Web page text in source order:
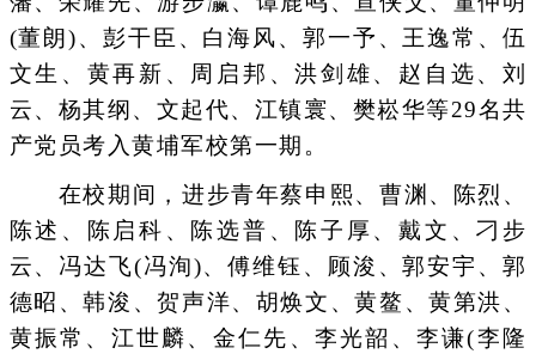
(董朗)、彭干臣、白海风、郭一予、王逸常、伍
文生、黄再新、周启邦、洪剑雄、赵自选、刘
云、杨其纲、文起代、江镇寰、樊崧华等29名共
产党员考入黄埔军校第一期。
在校期间，进步青年蔡申熙、曹渊、陈烈、
陈述、陈启科、陈选普、陈子厚、戴文、刁步
云、冯达飞(冯洵)、傅维钰、顾浚、郭安宇、郭
德昭、韩浚、贺声洋、胡焕文、黄鳌、黄第洪、
黄振常、江世麟、金仁先、李光韶、李谦(李隆